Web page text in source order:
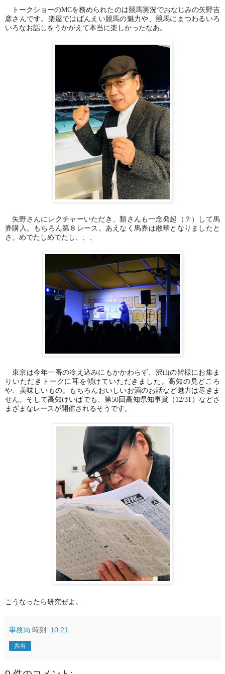
トークショーのMCを務められたのは競馬実況でおなじみの矢野吉
彦さんです。楽屋ではばんえい競馬の魅力や、競馬にまつわるいろ
いろなお話しをうかがえて本当に楽しかったなあ。
矢野さんにレクチャーいただき、類さんも一念発起（？）して馬
券購入。もちろん第８レース。あえなく馬券は散華となりましたと
さ。めでたしめでたし、、、
東京は今年一番の冷え込みにもかかわらず、沢山の皆様にお集ま
りいただきトークに耳を傾けていただきました。高知の見どころ
や、美味しいもの。もちろんおいしいお酒のお話など魅力は尽きま
せん。そして高知けいばでも、第50 回高知県知事賞（ 12/31 ）などさ
まざまなレースが開催されるそうです。
こうなったら研究ぜよ。
事務局 時刻: 10:21
共有